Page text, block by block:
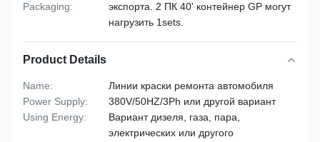
Packaging:
экспорта. 2 ПК 40' контейнер GP могут
нагрузить 1sets.
Product Details
Name:
Линии краски ремонта автомобиля
Power Supply:
380V/50HZ/3Ph или другой вариант
Using Energy:
Вариант дизеля, газа, пара,
электрических или другого